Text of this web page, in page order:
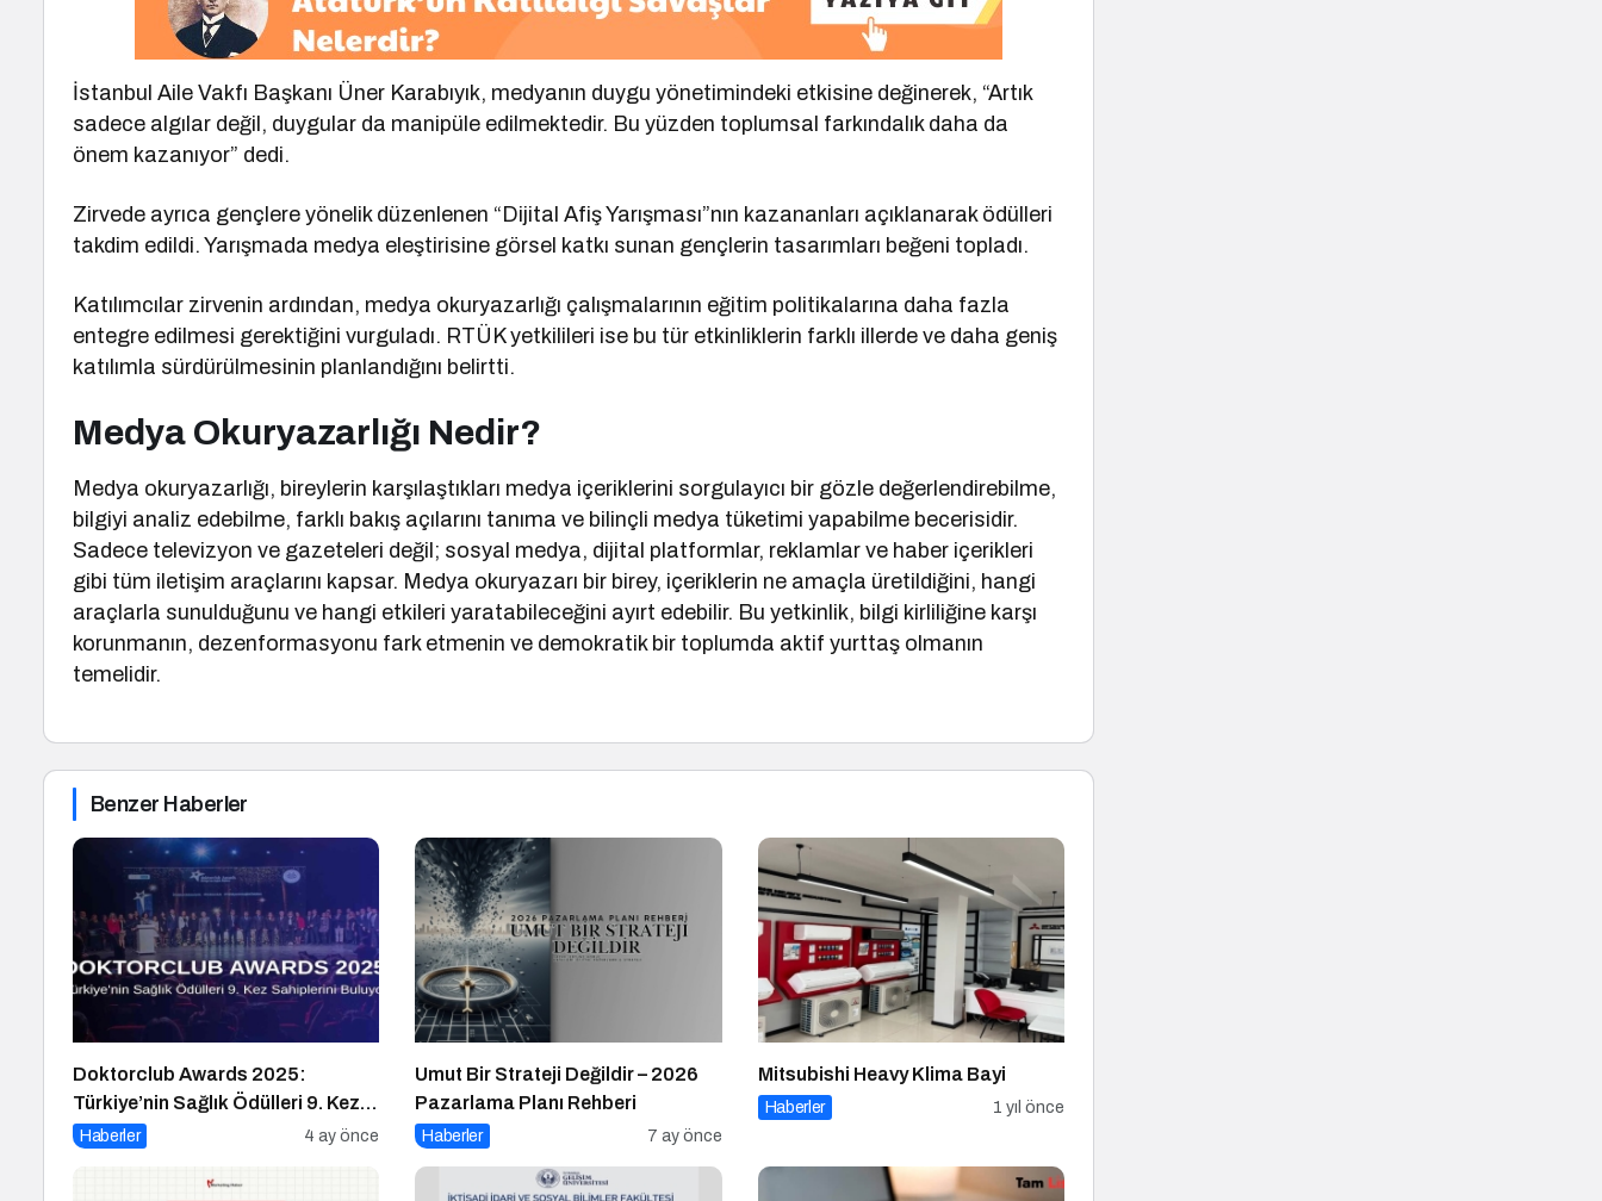
İstanbul Aile Vakfı Başkanı Üner Karabıyık, medyanın duygu yönetimindeki etkisine değinerek, “Artık
sadece algılar değil, duygular da manipüle edilmektedir. Bu yüzden toplumsal farkındalık daha da
önem kazanıyor” dedi.
Zirvede ayrıca gençlere yönelik düzenlenen “Dijital Afiş Yarışması”nın kazananları açıklanarak ödülleri
takdim edildi. Yarışmada medya eleştirisine görsel katkı sunan gençlerin tasarımları beğeni topladı.
Katılımcılar zirvenin ardından, medya okuryazarlığı çalışmalarının eğitim politikalarına daha fazla
entegre edilmesi gerektiğini vurguladı. RTÜK yetkilileri ise bu tür etkinliklerin farklı illerde ve daha geniş
katılımla sürdürülmesinin planlandığını belirtti.
Medya Okuryazarlığı Nedir?
Medya okuryazarlığı, bireylerin karşılaştıkları medya içeriklerini sorgulayıcı bir gözle değerlendirebilme,
bilgiyi analiz edebilme, farklı bakış açılarını tanıma ve bilinçli medya tüketimi yapabilme becerisidir.
Sadece televizyon ve gazeteleri değil; sosyal medya, dijital platformlar, reklamlar ve haber içerikleri
gibi tüm iletişim araçlarını kapsar. Medya okuryazarı bir birey, içeriklerin ne amaçla üretildiğini, hangi
araçlarla sunulduğunu ve hangi etkileri yaratabileceğini ayırt edebilir. Bu yetkinlik, bilgi kirliliğine karşı
korunmanın, dezenformasyonu fark etmenin ve demokratik bir toplumda aktif yurttaş olmanın
temelidir.
Benzer Haberler
Doktorclub Awards 2025:
Türkiye’nin Sağlık Ödülleri 9. Kez
Sahiplerini Buluyor
Haberler 4 ay önce
Umut Bir Strateji Değildir – 2026
Pazarlama Planı Rehberi
Haberler 7 ay önce
Mitsubishi Heavy Klima Bayi
Haberler 1 yıl önce